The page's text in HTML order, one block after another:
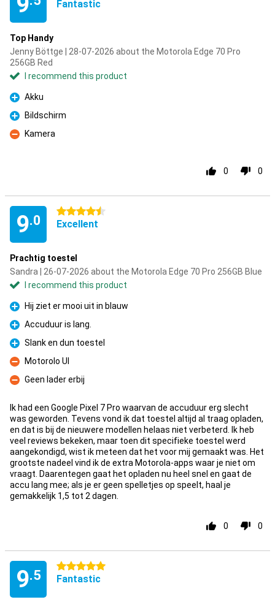
Fantastic
Top Handy
Jenny Böttge | 28-07-2026 about the Motorola Edge 70 Pro
256GB Red
I recommend this product
Pro
Akku
Pro
Bildschirm
Con
Kamera
0 0
9.0
4.5 stars
Excellent
Prachtig toestel
Sandra | 26-07-2026 about the Motorola Edge 70 Pro 256GB Blue
I recommend this product
Pro
Hij ziet er mooi uit in blauw
Pro
Accuduur is lang.
Pro
Slank en dun toestel
Con
Motorolo UI
Con
Geen lader erbij
Ik had een Google Pixel 7 Pro waarvan de accuduur erg slecht
was geworden. Tevens vond ik dat toestel altijd al traag opladen,
en dat is bij de nieuwere modellen helaas niet verbeterd. Ik heb
veel reviews bekeken, maar toen dit specifieke toestel werd
aangekondigd, wist ik meteen dat het voor mij gemaakt was. Het
grootste nadeel vind ik de extra Motorola-apps waar je niet om
vraagt. Daarentegen gaat het opladen nu heel snel en gaat de
accu lang mee; als je er geen spelletjes op speelt, haal je
gemakkelijk 1,5 tot 2 dagen.
0 0
9.5
5 stars
Fantastic